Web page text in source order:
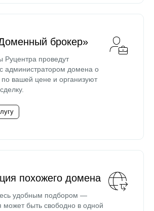
брокер»
Руцентра проведут
администратором домена о
вашей цене и организуют
похожего домена
удобным подбором —
может быть свободно в одной